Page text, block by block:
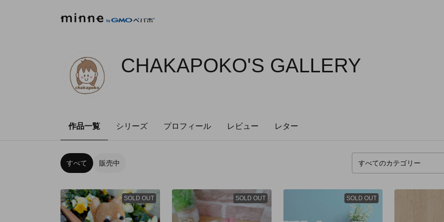
CHAKAPOKO'S GALLERY
作品一覧 シリーズ プロフィール レビュー レター
すべて 販売中
SOLD OUT SOLD OUT SOLD OUT